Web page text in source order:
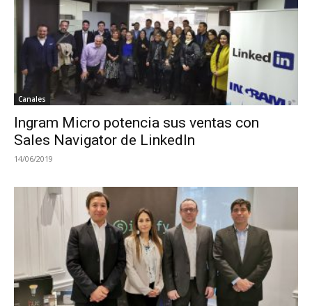
Canales
Ingram Micro potencia sus ventas con
Sales Navigator de LinkedIn
14/06/2019